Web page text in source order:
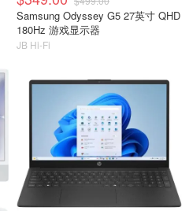
Samsung Odyssey G5 27英寸 QHD
180Hz 游戏显示器
JB Hi-Fi